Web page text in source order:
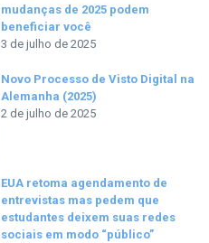
mudanças de 2025 podem
beneficiar você
3 de julho de 2025
Novo Processo de Visto Digital na
Alemanha (2025)
2 de julho de 2025
EUA retoma agendamento de
entrevistas mas pedem que
estudantes deixem suas redes
sociais em modo “público”